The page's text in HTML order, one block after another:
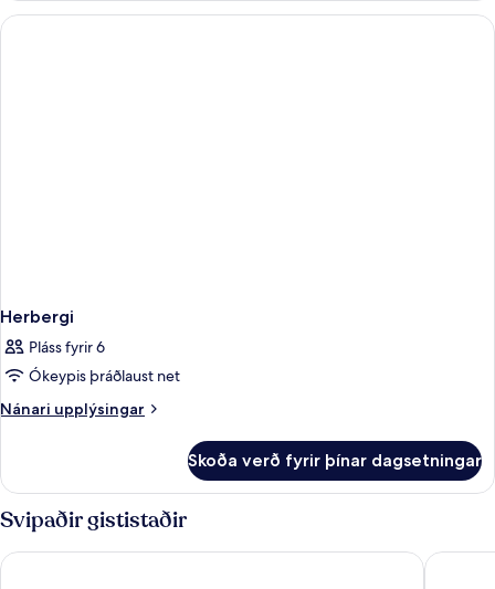
Herbergi
Pláss fyrir 6
Ókeypis þráðlaust net
Nánari upplýsingar
Nánari
Skoða verð fyrir þínar dagsetningar
Svipaðir gististaðir
CABINN Copenhagen